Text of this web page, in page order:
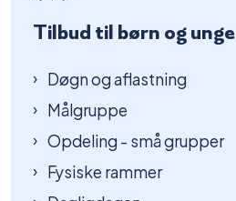
Tilbud til børn og unge
Døgn og aflastning
Målgruppe
Opdeling - små grupper
Fysiske rammer